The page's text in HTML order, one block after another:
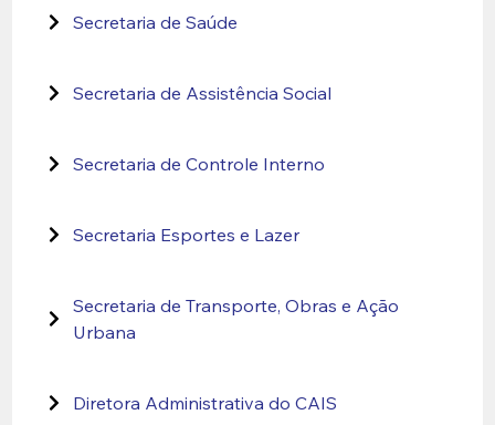
Secretaria de Saúde
Secretaria de Assistência Social
Secretaria de Controle Interno
Secretaria Esportes e Lazer
Secretaria de Transporte, Obras e Ação
Urbana
Diretora Administrativa do CAIS